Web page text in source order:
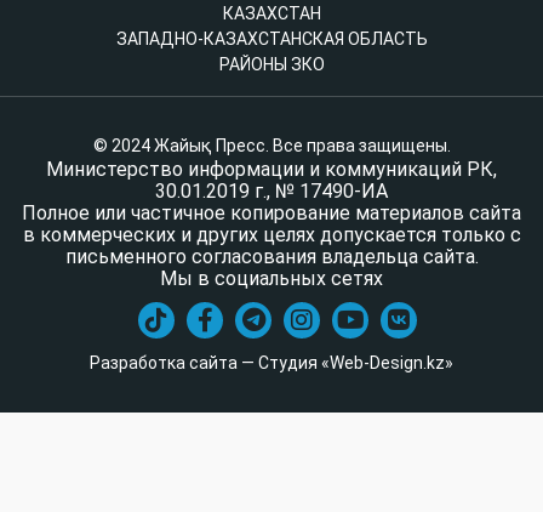
КАЗАХСТАН
ЗАПАДНО-КАЗАХСТАНСКАЯ ОБЛАСТЬ
РАЙОНЫ ЗКО
© 2024 Жайық Пресс. Все права защищены.
Министерство информации и коммуникаций РК,
30.01.2019 г., № 17490-ИА
Полное или частичное копирование материалов сайта
в коммерческих и других целях допускается только с
письменного согласования владельца сайта.
Мы в социальных сетях
Разработка сайта — Студия «Web-Design.kz»